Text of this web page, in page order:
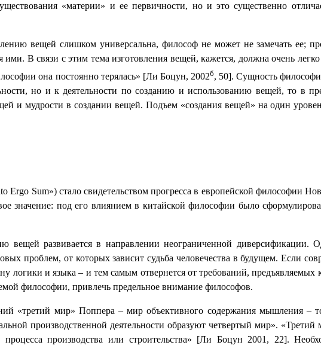
«материи» и ее первичности, но и это существенно
вещей слишком универсальна, философ не может не замечать ее;
В связи с этим тема изготовления вещей, кажется, должна очень
она постоянно терялась» [Ли Боцун, 2002б, 50]. Сущность
но и к деятельности по созданию и использованию вещей, то в
и мудрости в создании вещей. Подъем «создания вещей» на один
Ergo Sum») стало свидетельством прогресса в европейской философии
значение: под его влиянием в китайской философии было
вещей развивается в направлении неограниченной
проблем, от которых зависит судьба человечества в будущем. Если
логики и языка – и тем самым отвернется от требований,
философии, привлечь предельное внимание философов.
«третий мир» Поппера – мир объективного содержания мышления –
производственной деятельности образуют четвертый мир». «Третий
производства или строительства» [Ли Боцун 2001, 22].